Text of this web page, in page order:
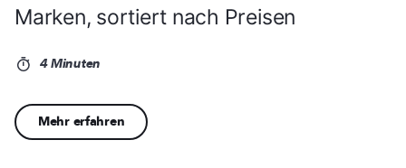
Marken, sortiert nach Preisen
4 Minuten
Mehr erfahren